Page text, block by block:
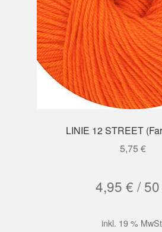
LINIE 12 STREET
5,75 €
4,95 € /50
inkl. 19 %